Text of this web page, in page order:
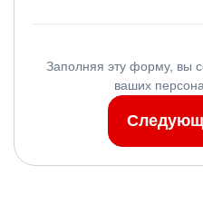
Заполняя эту форму, вы
ваших